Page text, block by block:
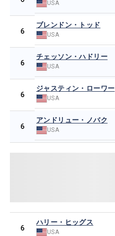
USA
6
ブレンドン・トッド
USA
6
チェッソン・ハドリー
USA
6
ジャスティン・ローワー
USA
6
アンドリュー・ノバク
USA
6
ハリー・ヒッグス
USA